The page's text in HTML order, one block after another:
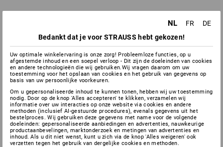
NL FR
DE
Bedankt dat je voor STRAUSS hebt gekozen!
Uw optimale winkelervaring is onze zorg! Probleemloze functies, op u
afgestemde inhoud en een soepel verloop - Dit zijn de doeleinden van cookies
en andere technologieën die wij gebruiken.Wij vragen daarom om uw
toestemming voor het opslaan van cookies en het gebruik van gegevens op
basis van uw persoonlijke voorkeuren.
Om u gepersonaliseerde inhoud te kunnen tonen, hebben wij uw toestemming
nodig. Door op de knop 'Alles accepteren' te klikken, verzamelen wij
informatie over uw interacties op onze website via cookies en andere
methoden (inclusief AI-gestuurde procedures), evenals gegevens uit het
bestelproces. Wij gebruiken deze gegevens met name voor de volgende
doeleinden: gepersonaliseerde aanbiedingen en advertenties, nauwkeurige
productaanbevelingen, marktonderzoek en metingen van advertenties en
inhoud. Als u dit niet wenst, kunt u zich via de knop 'Alles weigeren' ook
verzetten tegen het gebruik van dergelijke cookies en methoden.